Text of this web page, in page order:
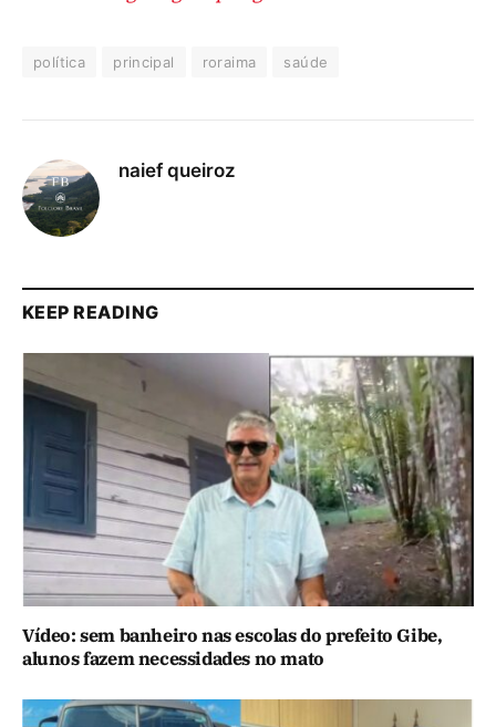
política principal roraima saúde
naief queiroz
KEEP READING
Vídeo: sem banheiro nas escolas do prefeito Gibe,
alunos fazem necessidades no mato